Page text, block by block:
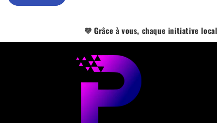
💜 Grâce à vous, chaque initiative